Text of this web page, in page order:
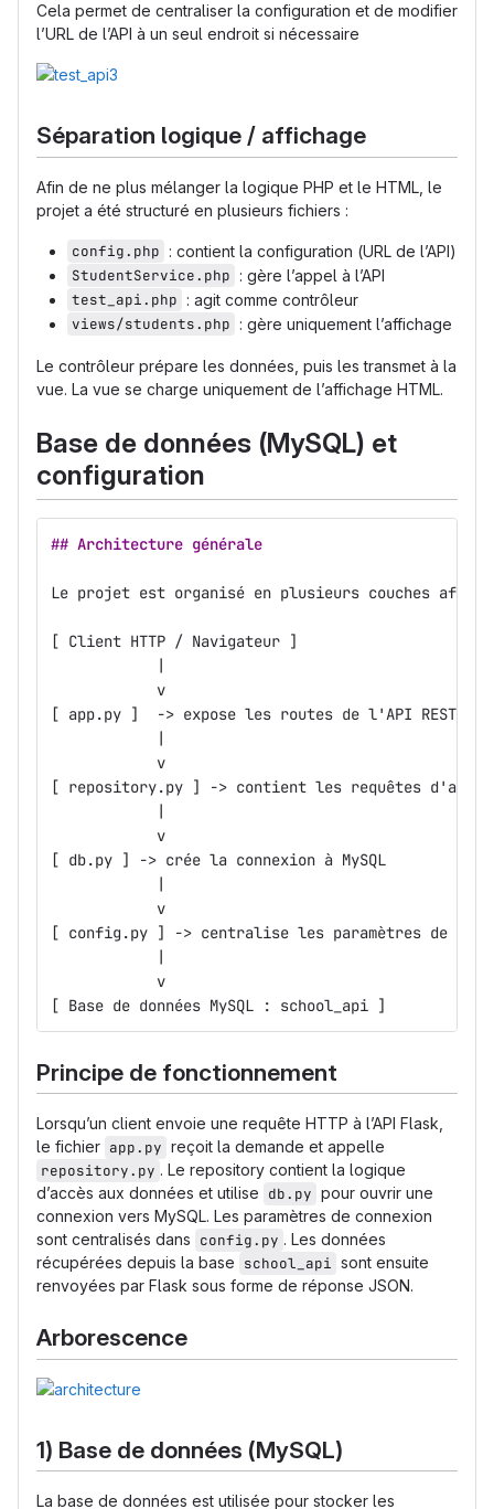
Cela permet de centraliser la configuration et de modifier
l’URL de l’API à un seul endroit si nécessaire
Séparation logique / affichage
Afin de ne plus mélanger la logique PHP et le HTML, le
projet a été structuré en plusieurs fichiers :
config.php : contient la configuration (URL de l’API)
StudentService.php : gère l’appel à l’API
test_api.php : agit comme contrôleur
views/students.php : gère uniquement l’affichage
Le contrôleur prépare les données, puis les transmet à la
vue. La vue se charge uniquement de l’affichage HTML.
Base de données (MySQL) et
configuration
## Architecture générale
Le projet est organisé en plusieurs couches afin
[ Client HTTP / Navigateur ]
            |
            v
[ app.py ]  -> expose les routes de l'API REST
            |
            v
[ repository.py ] -> contient les requêtes d'accès
            |
            v
[ db.py ] -> crée la connexion à MySQL
            |
            v
[ config.py ] -> centralise les paramètres de
            |
            v
[ Base de données MySQL : school_api ]
Principe de fonctionnement
Lorsqu’un client envoie une requête HTTP à l’API Flask,
le fichier app.py reçoit la demande et appelle
repository.py . Le repository contient la logique
d’accès aux données et utilise db.py pour ouvrir une
connexion vers MySQL. Les paramètres de connexion
sont centralisés dans config.py . Les données
récupérées depuis la base school_api sont ensuite
renvoyées par Flask sous forme de réponse JSON.
Arborescence
1) Base de données (MySQL)
La base de données est utilisée pour stocker les